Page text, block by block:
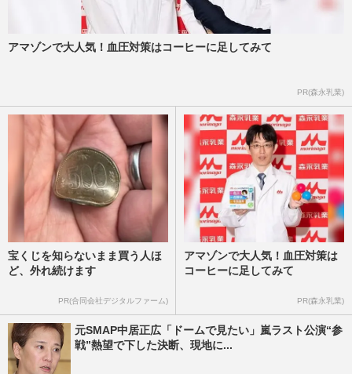
アマゾンで大人気！血圧対策はコーヒーに足してみて
PR(森永乳業)
宝くじを知らないまま買う人ほ
ど、外れ続けます
PR(合同会社デジタルファーム)
アマゾンで大人気！血圧対策は
コーヒーに足してみて
PR(森永乳業)
元SMAP中居正広「ドームで見たい」嵐ラスト公演“参
戦”熱望で下した決断、現地に...